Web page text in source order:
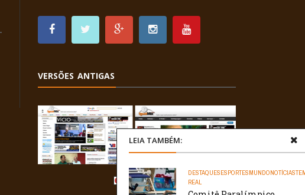
LEIA TAMBÉM:
DESTAQUESESPORTESMUNDONOTÍCIAS
REAL
VERSÕES ANTIGAS